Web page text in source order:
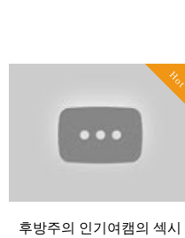
Hot
후방주의 인기여캠의 섹시